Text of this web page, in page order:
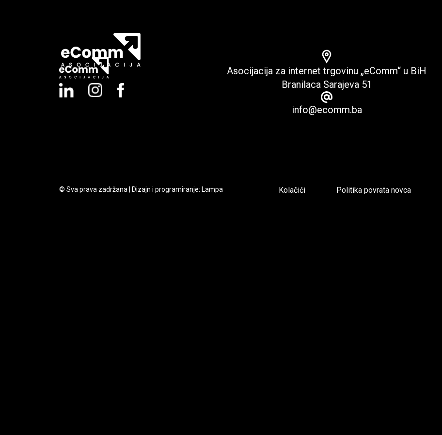
Asocijacija za internet trgovinu „eComm“ u BiH
Branilaca Sarajeva 51
info@ecomm.ba
Kolačići Politika povrata novca
© Sva prava zadržana | Dizajn i programiranje: Lampa